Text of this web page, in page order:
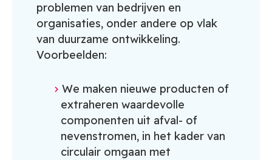
problemen van bedrijven en
organisaties, onder andere op vlak
van duurzame ontwikkeling.
Voorbeelden:
We maken nieuwe producten of
extraheren waardevolle
componenten uit afval- of
nevenstromen, in het kader van
circulair omgaan met